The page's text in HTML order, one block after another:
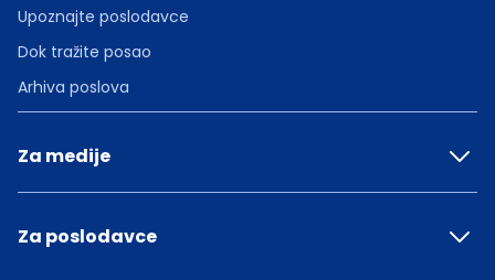
Upoznajte poslodavce
Dok tražite posao
Arhiva poslova
Za medije
Za poslodavce